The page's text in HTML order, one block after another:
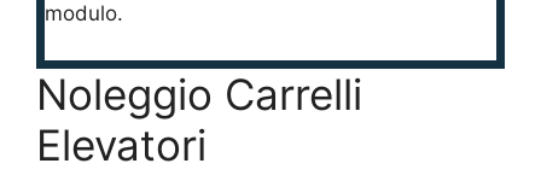
modulo.
Noleggio Carrelli
Elevatori